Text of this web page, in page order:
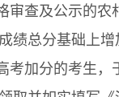
查及公示的农
绩总分基础上
加分的考生，